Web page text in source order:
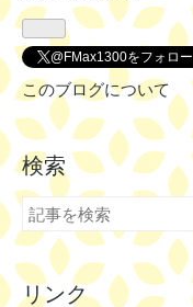
@FMax1300をフォロー
このブログについて
検索
リンク